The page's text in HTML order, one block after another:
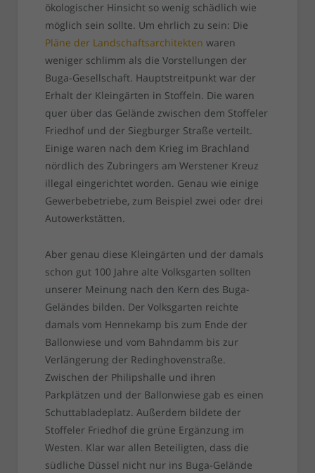
ökologischer Hinsicht so wenig schädlich wie
möglich sein sollte. Um ehrlich zu sein: Die
Pläne der Landschaftsarchitekten waren
weniger schlimm als die Vorstellungen der
Buga-Gesellschaft. Hauptstreitpunkt war der
Erhalt der Kleingärten in Stoffeln. Die waren
quer über das Gelände zwischen dem Stoffeler
Friedhof und der Siegburger Straße verteilt.
Einige waren nach dem Krieg im Brachland
nördlich des Zubringers am Werstener Kreuz
illegal eingerichtet worden. Genau wie einige
Gewerbebetriebe, zum Beispiel zwei oder drei
Autowerkstätten.
Aber genau diese Kleingärten und der damals
schon gut 100 Jahre alte Volksgarten sollten
unserer Meinung nach den Kern des Buga-
Geländes bilden. Der Volksgarten reichte
damals vom Hennekamp bis zum Ende der
Ballonwiese und vom Bahndamm bis zur
Verlängerung der Redinghovenstraße.
Zwischen der Philipshalle und ihren
Parkplätzen und der Ballonwiese gab es einen
Schuttabladeplatz. Außerdem bildete der
Stoffeler Friedhof die grüne Ergänzung im
Westen. Klar war allen Beteiligten, dass die
südliche Düssel nicht nur ins Buga-Gelände